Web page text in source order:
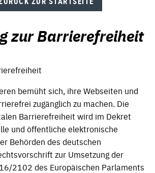
zur Barrierefreiheit
bemüht sich, ihre Webseiten und
zugänglich zu machen. Die
Barrierefreiheit wird im Dekret
und öffentliche elektronische
Behörden des deutschen
zur Umsetzung der
2102 des Europäischen Parlaments